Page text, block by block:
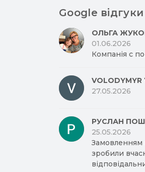
Google відгуки
ОЛЬГА
01.06.2026
Компанія с
VOLODYMYR
27.05.2026
РУСЛАН
25.05.2026
Замовленням
зробили